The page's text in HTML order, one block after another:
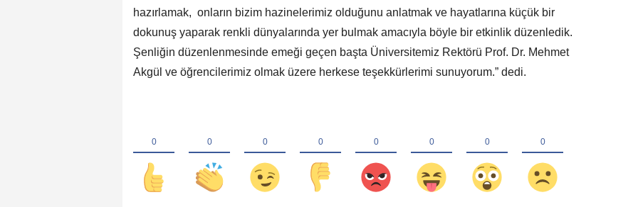
hazırlamak, onların bizim hazinelerimiz olduğunu anlatmak ve hayatlarına küçük bir
dokunuş yaparak renkli dünyalarında yer bulmak amacıyla böyle bir etkinlik düzenledik.
Şenliğin düzenlenmesinde emeği geçen başta Üniversitemiz Rektörü Prof. Dr. Mehmet
Akgül ve öğrencilerimiz olmak üzere herkese teşekkürlerimi sunuyorum.” dedi.